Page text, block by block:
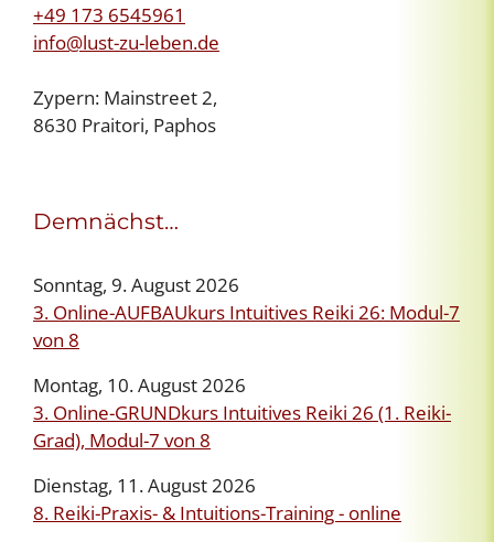
+49 173 6545961
info@lust-zu-leben.de
Zypern: Mainstreet 2,
8630 Praitori, Paphos
Demnächst…
Sonntag, 9. August 2026
3. Online-AUFBAUkurs Intuitives Reiki 26: Modul-7
von 8
Montag, 10. August 2026
3. Online-GRUNDkurs Intuitives Reiki 26 (1. Reiki-
Grad), Modul-7 von 8
Dienstag, 11. August 2026
8. Reiki-Praxis- & Intuitions-Training - online